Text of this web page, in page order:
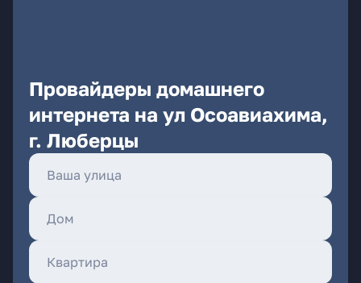
Провайдеры домашнего
интернета на ул Осоавиахима,
г. Люберцы